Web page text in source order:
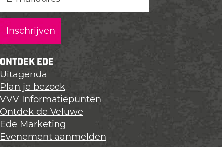
a
g
i
n
a
o
p
L
i
n
k
a
g
i
n
o
p
F
a
c
e
a
g
i
n
o
p
X
ONTDEK EDE
Uitagenda
Plan je bezoek
VVV Informatiepunten
Ontdek de Veluwe
Ede Marketing
Evenement aanmelden